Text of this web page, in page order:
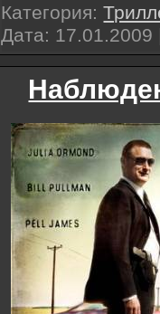
Категория:
Дата: 17.01.2009